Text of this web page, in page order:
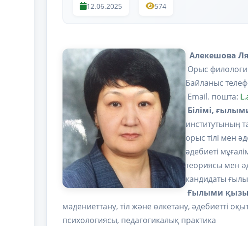
12.06.2025 574
Алекешова
Орыс
Байланыс
Email. пошта:
Білімі,
институтының
орыс тілі мен
әдебиеті
теориясы мен
кандидаты
Ғылыми
мәдениеттану, тіл және өлкетану, әдебиетті
психологиясы, педагогикалық практика